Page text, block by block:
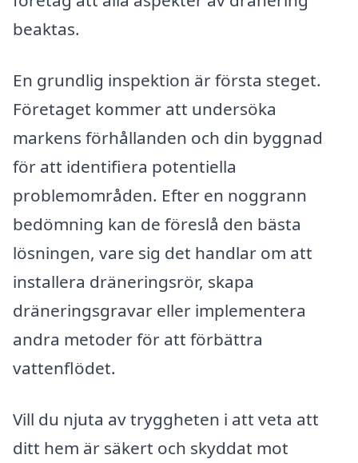
beaktas.
En grundlig inspektion är första steget.
Företaget kommer att undersöka
markens förhållanden och din byggnad
för att identifiera potentiella
problemområden. Efter en noggrann
bedömning kan de föreslå den bästa
lösningen, vare sig det handlar om att
installera dräneringsrör, skapa
dräneringsgravar eller implementera
andra metoder för att förbättra
vattenflödet.
Vill du njuta av tryggheten i att veta att
ditt hem är säkert och skyddat mot